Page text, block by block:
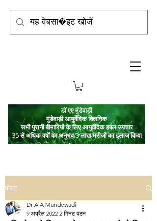
डॉ एए मुंडेवाड़ी
मुंडेवाड़ी आयुर्वेदिक क्लिनिक
सभी पुरानी बीमारियों के लिए आयुर्वेदिक हर्बल उपचार
35 से अधिक वर्षों का अनुभव/3 लाख मरीजों का इलाज किया
पोस्ट
Dr A A Mundewadi
9 अप्रैल 2022 2 मिनट पठन